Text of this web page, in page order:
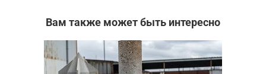
Вам также может быть интересно